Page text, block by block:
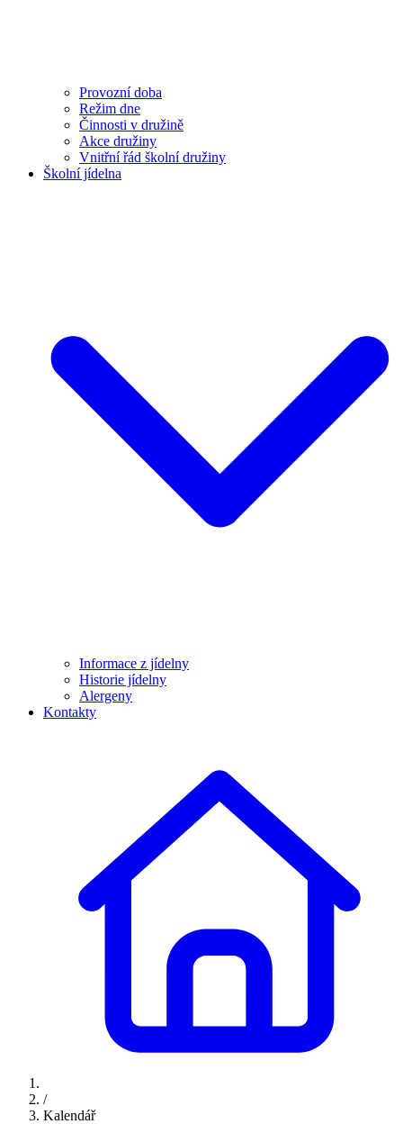
Provozní doba
Režim dne
Činnosti v družině
Akce družiny
Vnitřní řád školní družiny
Školní jídelna
Informace z jídelny
Historie jídelny
Alergeny
Kontakty
/
Kalendář